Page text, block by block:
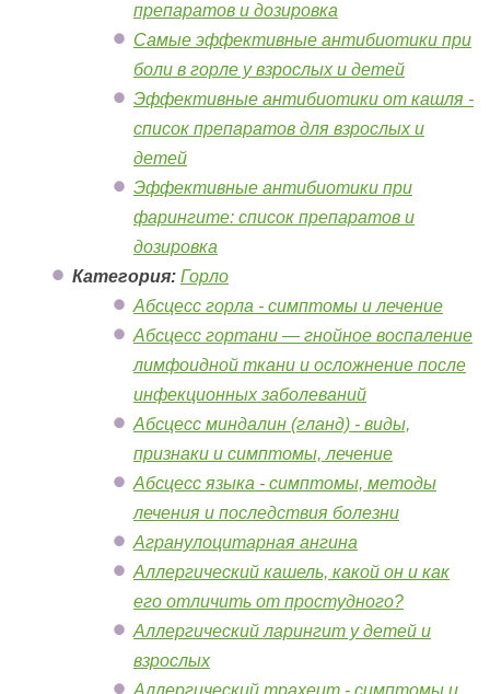
препаратов и дозировка
Самые эффективные антибиотики при
боли в горле у взрослых и детей
Эффективные антибиотики от кашля -
список препаратов для взрослых и
детей
Эффективные антибиотики при
фарингите: список препаратов и
дозировка
Категория: Горло
Абсцесс горла - симптомы и лечение
Абсцесс гортани — гнойное воспаление
лимфоидной ткани и осложнение после
инфекционных заболеваний
Абсцесс миндалин (гланд) - виды,
признаки и симптомы, лечение
Абсцесс языка - симптомы, методы
лечения и последствия болезни
Агранулоцитарная ангина
Аллергический кашель, какой он и как
его отличить от простудного?
Аллергический ларингит у детей и
взрослых
Аллергический трахеит - симптомы и